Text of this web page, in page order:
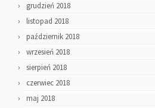
grudzień 2018
listopad 2018
październik 2018
wrzesień 2018
sierpień 2018
czerwiec 2018
maj 2018